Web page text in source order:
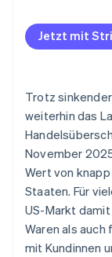
Jetzt mit
Trotz
weiterhin das
November
Wert von knapp
Staaten. Für
US-Markt
Waren als
mit Kundinnen